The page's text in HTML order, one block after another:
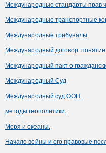
Международные стандарты прав
Международные транспортные
Международные трибуналы.
Международный договор:
Международный пакт о
Международный Суд
Международный суд ООН.
методы геополитики.
Моря и океаны.
Начало войны и его правовые